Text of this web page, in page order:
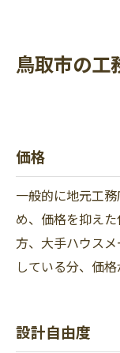
鳥取市の工
価格
一般的に地元工
め、価格を抑え
方、大手ハウス
している分、価
設計自由度